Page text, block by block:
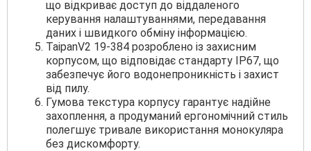
що відкриває доступ до віддаленого
керування налаштуваннями, передавання
даних і швидкого обміну інформацією.
TaipanV2 19-384 розроблено із захисним
корпусом, що відповідає стандарту IP67, що
забезпечує його водонепроникність і захист
від пилу.
Гумова текстура корпусу гарантує надійне
захоплення, а продуманий ергономічний стиль
полегшує тривале використання монокуляра
без дискомфорту.